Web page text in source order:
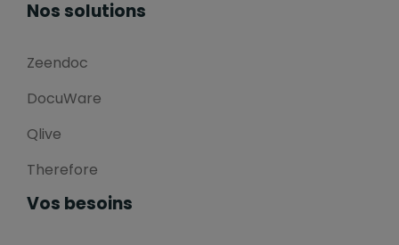
Nos solutions
Zeendoc
DocuWare
Qlive
Therefore
Vos besoins